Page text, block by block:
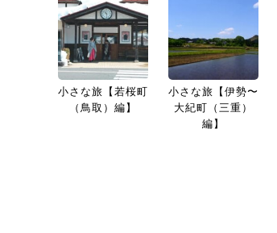
小さな旅【若桜町
（鳥取）編】
小さな旅【伊勢〜
大紀町（三重）
編】